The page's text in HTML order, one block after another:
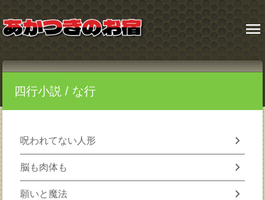
menu
四行小説 / な行
呪われてない人形 chevron_right
脳も肉体も chevron_right
願いと魔法 chevron_right